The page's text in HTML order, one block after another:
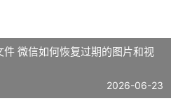
微信如何恢复过期的图片和视
2026-06-23